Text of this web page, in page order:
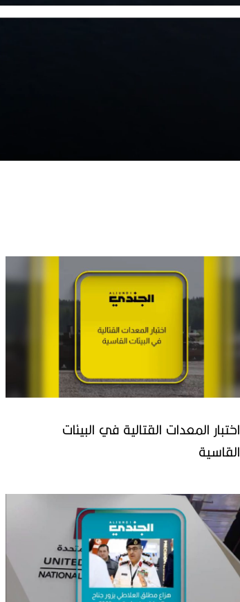
اختبار المعدات القتالية في البيئات
القاسية